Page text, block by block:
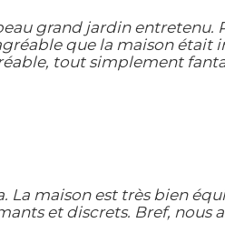
grand jardin entretenu.
que la maison était
tout simplement
La maison est très bien
et discrets. Bref, nous